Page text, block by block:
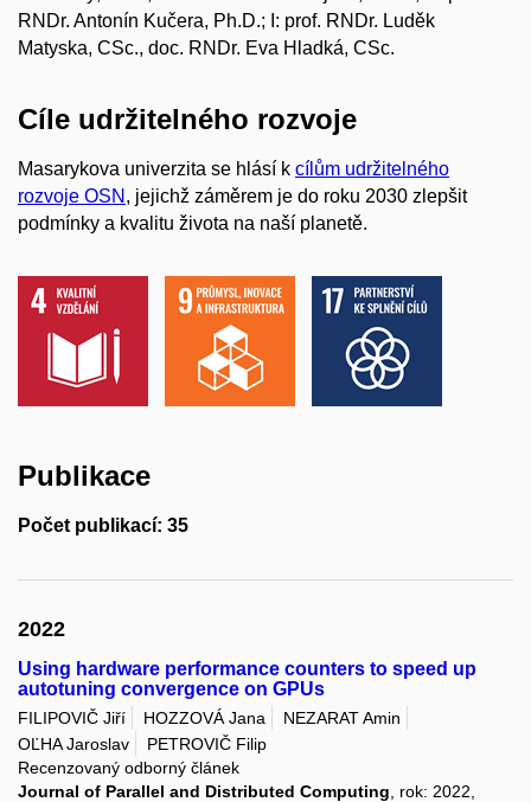
RNDr. Antonín Kučera, Ph.D.; I: prof. RNDr. Luděk
Matyska, CSc., doc. RNDr. Eva Hladká, CSc.
Cíle udržitelného rozvoje
Masarykova univerzita se hlásí k cílům udržitelného
rozvoje OSN , jejichž záměrem je do roku 2030 zlepšit
podmínky a kvalitu života na naší planetě.
Publikace
Počet publikací: 35
2022
Using hardware performance counters to speed up
autotuning convergence on GPUs
FILIPOVIČ Jiří HOZZOVÁ Jana
NEZARAT Amin
OĽHA Jaroslav
PETROVIČ Filip
Recenzovaný odborný článek
Journal of Parallel and Distributed Computing , rok: 2022,